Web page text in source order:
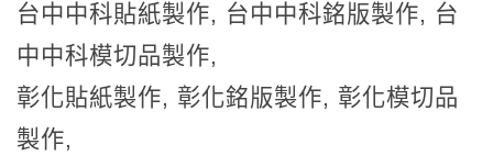
台中中科貼紙製作, 台中中科銘版製作, 台
中中科模切品製作,
彰化貼紙製作, 彰化銘版製作, 彰化模切品
製作,